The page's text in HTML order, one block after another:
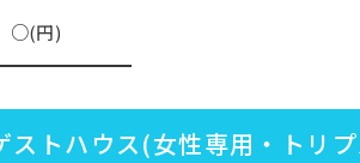
○(円)
ストハウス(女性専用・トリ